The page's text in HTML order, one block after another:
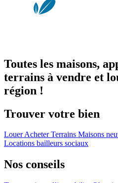
Toutes les maisons,
terrains à vendre et
région !
Trouver votre bien
LouerAcheterTerrains Maisons
Locations bailleurs sociaux
Nos conseils